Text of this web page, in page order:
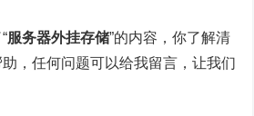
服务器外挂存储”的内容，你了解清
，任何问题可以给我留言，让我们